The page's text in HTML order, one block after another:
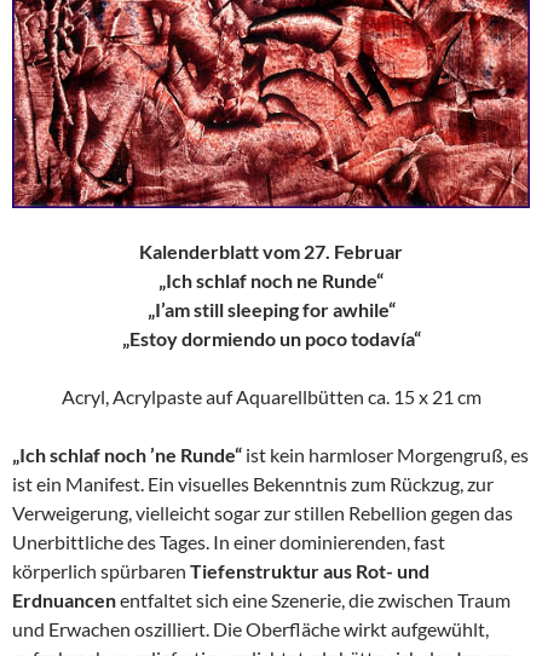
Kalenderblatt vom 27. Februar
„Ich schlaf noch ne Runde“
„I’am still sleeping for awhile“
„Estoy dormiendo un poco todavía“
Acryl, Acrylpaste auf Aquarellbütten ca. 15 x 21 cm
„Ich schlaf noch ’ne Runde“ ist kein harmloser Morgengruß, es
ist ein Manifest. Ein visuelles Bekenntnis zum Rückzug, zur
Verweigerung, vielleicht sogar zur stillen Rebellion gegen das
Unerbittliche des Tages. In einer dominierenden, fast
körperlich spürbaren Tiefenstruktur aus Rot- und
Erdnuancenentfaltet sich eine Szenerie, die zwischen Traum
und Erwachen oszilliert. Die Oberfläche wirkt aufgewühlt,